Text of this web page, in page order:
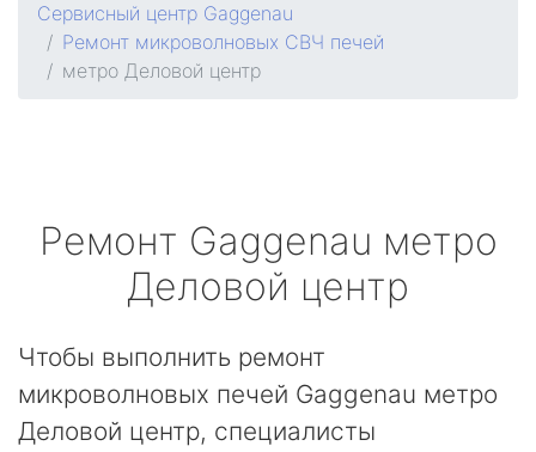
Сервисный центр Gaggenau
Ремонт микроволновых СВЧ печей
метро Деловой центр
Ремонт Gaggenau метро
Деловой центр
Чтобы выполнить ремонт
микроволновых печей Gaggenau метро
Деловой центр, специалисты